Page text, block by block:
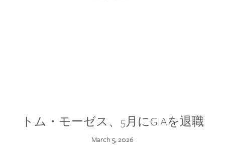
トム・モーゼス、5月にGIAを退職
March 5, 2026